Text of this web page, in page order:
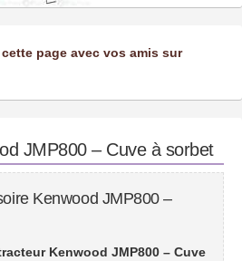
cette page avec vos amis sur
JMP800 – Cuve à sorbet
Kenwood JMP800 –
Kenwood JMP800 – Cuve